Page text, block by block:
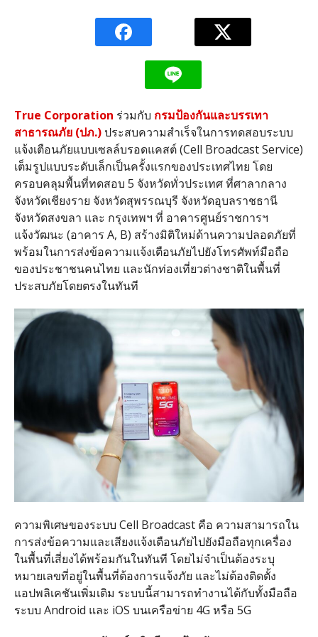
True Corporation ร่วมกับ กรมป้องกันและบรรเทา
สาธารณภัย(ปภ.)ประสบความสำเร็จในการทดสอบระบบ
แจ้งเตือนภัยแบบเซลล์บรอดแคสต์(Cell Broadcast Service)
เต็มรูปแบบระดับเล็กเป็นครั้งแรกของประเทศไทย โดย
ครอบคลุมพื้นที่ทดสอบ 5 จังหวัดทั่วประเทศ ที่ศาลากลาง
จังหวัดเชียงราย จังหวัดสุพรรณบุรี จังหวัดอุบลราชธานี
จังหวัดสงขลา และ กรุงเทพฯ ที่ อาคารศูนย์ราชการฯ
แจ้งวัฒนะ (อาคาร A, B) สร้างมิติใหม่ด้านความปลอดภัยที่
พร้อมในการส่งข้อความแจ้งเตือนภัยไปยังโทรศัพท์มือถือ
ของประชาชนคนไทย และนักท่องเที่ยวต่างชาติในพื้นที่
ประสบภัยโดยตรงในทันที
ความพิเศษของระบบ Cell Broadcast คือ ความสามารถใน
การส่งข้อความและเสียงแจ้งเตือนภัยไปยังมือถือทุกเครื่อง
ในพื้นที่เสี่ยงได้พร้อมกันในทันที โดยไม่จำเป็นต้องระบุ
หมายเลขที่อยู่ในพื้นที่ต้องการแจ้งภัย และไม่ต้องติดตั้ง
แอปพลิเคชันเพิ่มเติม ระบบนี้สามารถทำงานได้กับทั้งมือถือ
ระบบ Android และ iOS บนเครือข่าย 4G หรือ 5G